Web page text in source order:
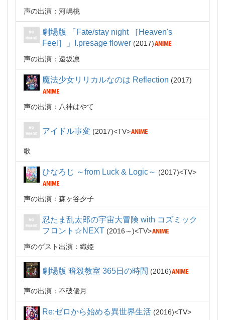
声の出演：河嶋桃
劇場版 「Fate/stay night ［Heaven's
Feel］」I.presage flower
2017
声の出演：遠坂凛
魔法少女リリカルなのは Reflection 2017
声の出演：八神はやて
アイドル事変 2017 TV
歌
ひなろじ ～from Luck & Logic～ 2017 TV
声の出演：森ヶ谷夕子
忍たま乱太郎の宇宙大冒険 with コズミック
フロント☆NEXT
2016～
TV
声のゲスト出演：織姫
劇場版 暗殺教室 365日の時間 2016
声の出演：不破優月
Re:ゼロから始める異世界生活 2016 TV